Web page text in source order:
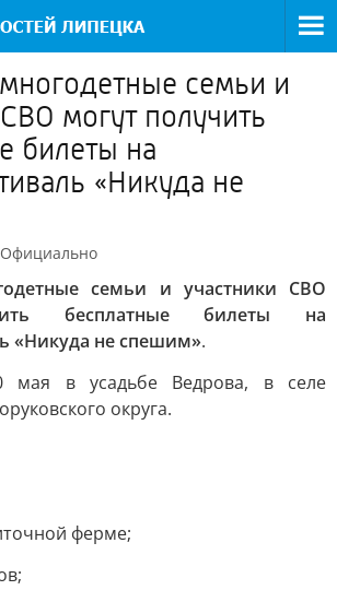
семьи и
могут получить
билеты на
«Никуда не
Официально
семьи и участники СВО
бесплатные билеты на
«Никуда не спешим».
мая в усадьбе Ведрова, в селе
округа.
ферме;